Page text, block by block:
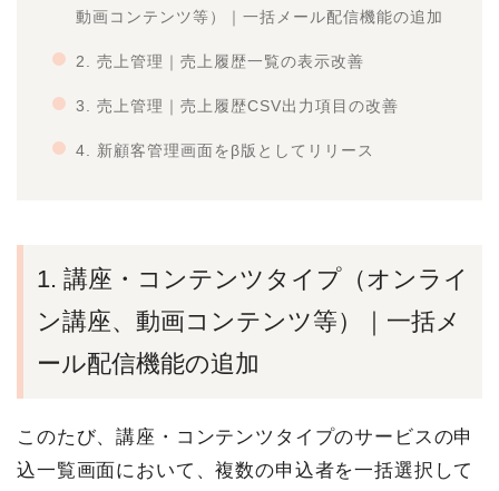
動画コンテンツ等）｜一括メール配信機能の追加
2. 売上管理｜売上履歴一覧の表示改善
3. 売上管理｜売上履歴CSV出力項目の改善
4. 新顧客管理画面をβ版としてリリース
1. 講座・コンテンツタイプ（オンライ
ン講座、動画コンテンツ等）｜一括メ
ール配信機能の追加
このたび、講座・コンテンツタイプのサービスの申
込一覧画面において、複数の申込者を一括選択して